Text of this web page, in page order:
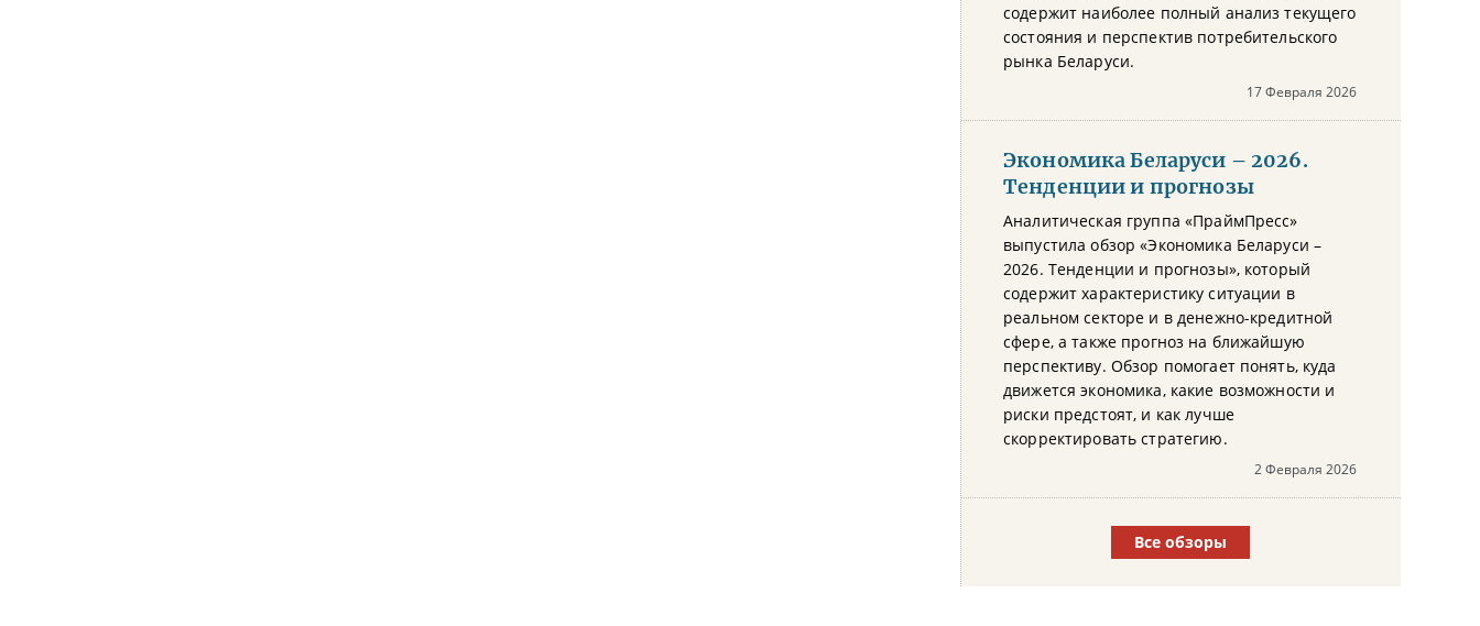
содержит наиболее полный анализ текущего
состояния и перспектив потребительского
рынка Беларуси.
17 Февраля 2026
Экономика Беларуси – 2026.
Тенденции и прогнозы
Аналитическая группа «ПраймПресс»
выпустила обзор «Экономика Беларуси –
2026. Тенденции и прогнозы», который
содержит характеристику ситуации в
реальном секторе и в денежно-кредитной
сфере, а также прогноз на ближайшую
перспективу. Обзор помогает понять, куда
движется экономика, какие возможности и
риски предстоят, и как лучше
скорректировать стратегию.
2 Февраля 2026
Все обзоры